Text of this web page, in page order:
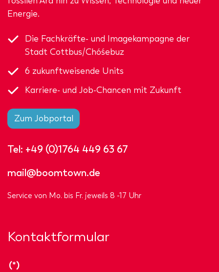
Energie.
Die Fachkräfte- und Imagekampagne der
Stadt Cottbus/Chóśebuz
6 zukunftweisende Units
Karriere- und Job-Chancen mit Zukunft
Zum Jobportal
Tel: +49 (0)1764 449 63 67
mail@boomtown.de
Service von Mo. bis Fr. jeweils 8 -17 Uhr
Kontaktformular
(*)